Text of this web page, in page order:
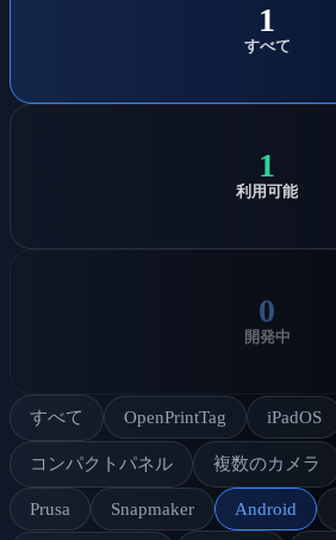
1
すべて
1
利用可能
0
開発中
すべて OpenPrintTag iPadOS
コンパクトパネル 複数のカメラ
Prusa Snapmaker Android